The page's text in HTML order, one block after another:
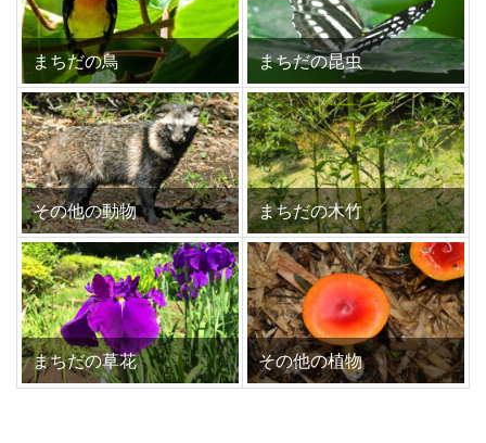
まちだの鳥 まちだの昆虫
その他の動物 まちだの木竹
まちだの草花 その他の植物